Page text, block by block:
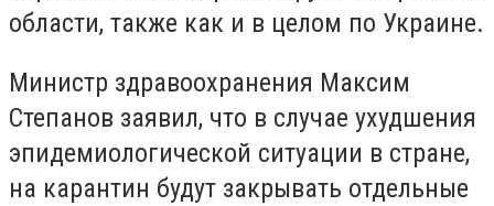
области, также как и в целом по Украине.
Министр здравоохранения Максим
Степанов заявил, что в случае ухудшения
эпидемиологической ситуации в стране,
на карантин будут закрывать отдельные